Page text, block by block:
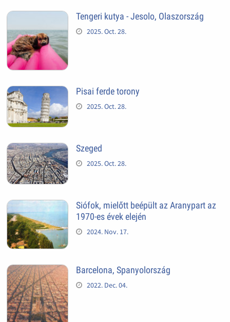
Tengeri kutya - Jesolo, Olaszország
2025. Oct. 28.
Pisai ferde torony
2025. Oct. 28.
Szeged
2025. Oct. 28.
Siófok, mielőtt beépült az Aranypart az
1970-es évek elején
2024. Nov. 17.
Barcelona, Spanyolország
2022. Dec. 04.